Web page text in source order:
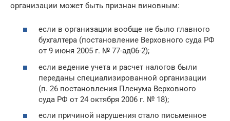
организации может быть признан виновным:
если в организации вообще не было главного
бухгалтера (постановление Верховного суда РФ
от 9 июня 2005 г. № 77-ад06-2);
если ведение учета и расчет налогов были
переданы специализированной организации
(п. 26 постановления Пленума Верховного
суда РФ от 24 октября 2006 г. № 18);
если причиной нарушения стало письменное